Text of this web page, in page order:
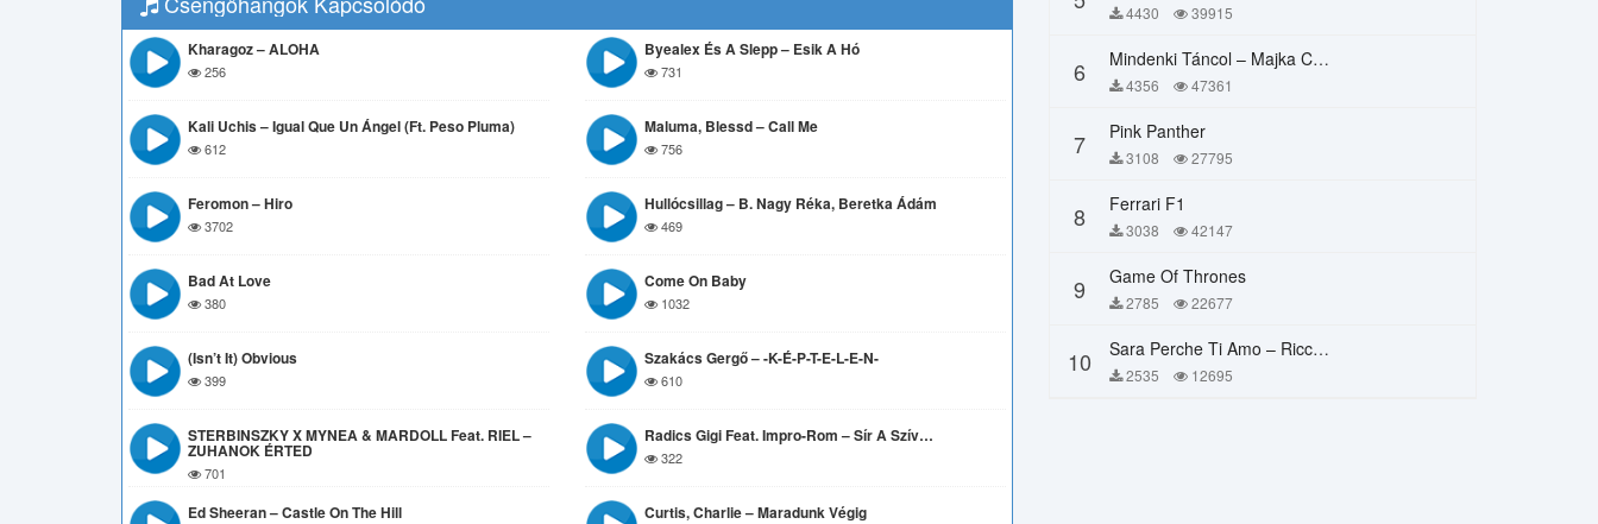
Kharagoz – ALOHA
256
Byealex És A Slepp – Esik A Hó
731
Kali Uchis – Igual Que Un Ángel (Ft. Peso Pluma)
612
Maluma, Blessd – Call Me
756
Feromon – Hiro
3702
Hullócsillag – B. Nagy Réka, Beretka Ádám
469
Bad At Love
380
Come On Baby
1032
(Isn’t It) Obvious
399
Szakács Gergő – -K-É-P-T-E-L-E-N-
610
STERBINSZKY X MYNEA & MARDOLL Feat. RIEL –
ZUHANOK ÉRTED
701
Radics Gigi Feat. Impro-Rom – Sír A Szív…
322
Ed Sheeran – Castle On The Hill Curtis, Charlie – Maradunk Végig
4430 39915
6 Mindenki Táncol – Majka Curtis, Péter Majoros
4356 47361
7 Pink Panther
3108 27795
8 Ferrari F1
3038 42147
9 Game Of Thrones
2785 22677
10 Sara Perche Ti Amo – Ricchi E Poveri
2535 12695